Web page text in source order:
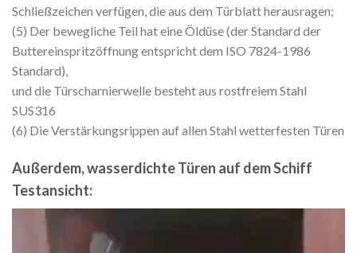
Schließzeichen verfügen, die aus dem Türblatt herausragen;
(5) Der bewegliche Teil hat eine Öldüse (der Standard der
Buttereinspritzöffnung entspricht dem ISO 7824-1986
Standard),
und die Türscharnierwelle besteht aus rostfreiem Stahl
SUS316
(6) Die Verstärkungsrippen auf allen Stahl wetterfesten Türen
Außerdem, wasserdichte Türen auf dem Schiff
Testansicht: